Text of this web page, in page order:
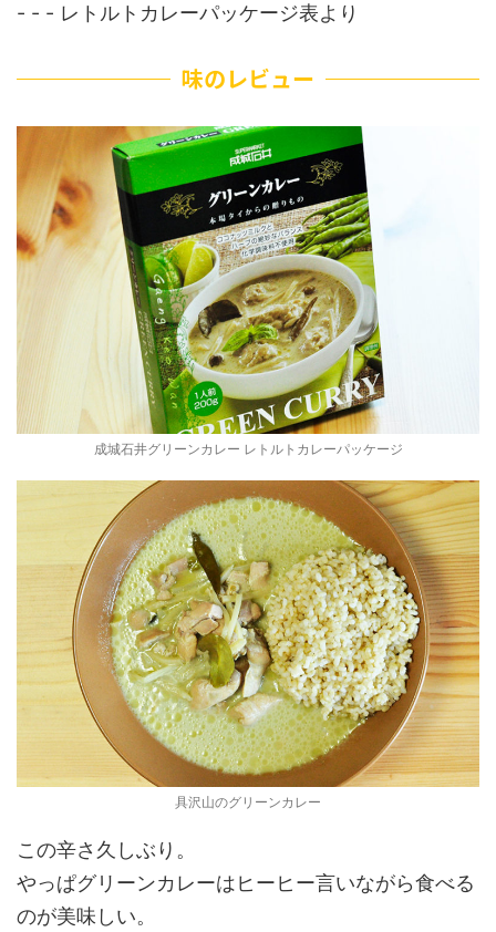
- - - レトルトカレーパッケージ表より
味のレビュー
成城石井グリーンカレー レトルトカレーパッケージ
具沢山のグリーンカレー
この辛さ久しぶり。
やっぱグリーンカレーはヒーヒー言いながら食べる
のが美味しい。